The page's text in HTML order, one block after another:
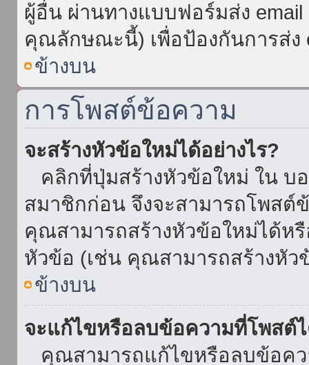
ผู้อื่น ผ่านทางแบบฟอร์มส่ง
คุณลักษณะนี้) เพื่อป้องกันการส่ง
ข้างบน
การโพสต์ข้อความ
จะสร้างหัวข้อใหม่ได้อย่างไร?
คลิกที่ปุ่มสร้างหัวข้อใหม่ ใน บ
สมาชิกก่อน จึงจะสามารถโพส
คุณสามารถสร้างหัวข้อใหม่ได้ห
หัวข้อ (เช่น คุณสามารถสร้างหั
ข้างบน
จะแก้ไขหรือลบข้อความที่โพสต์ไ
คุณสามารถแก้ไขหรือลบข้อคว